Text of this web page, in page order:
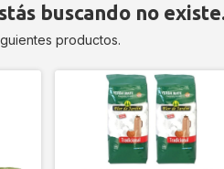
buscando no
productos.